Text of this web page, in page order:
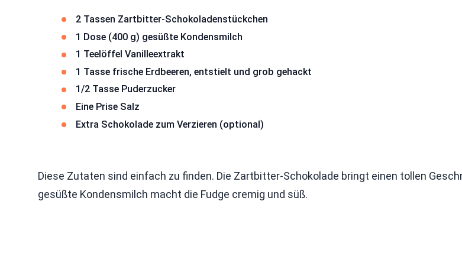
2 Tassen Zartbitter-Schokoladenstückchen
1 Dose (400 g) gesüßte Kondensmilch
1 Teelöffel Vanilleextrakt
1 Tasse frische Erdbeeren, entstielt und grob gehackt
1/2 Tasse Puderzucker
Eine Prise Salz
Extra Schokolade zum Verzieren (optional)
Diese Zutaten sind einfach zu finden. Die Zartbitter-Schokolade bringt einen tollen
gesüßte Kondensmilch macht die Fudge cremig und süß.